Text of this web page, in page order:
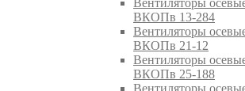
Вентиляторы
ВКОПв 13-284
Вентиляторы
ВКОПв 21-12
Вентиляторы
ВКОПв 25-188
Вентиляторы